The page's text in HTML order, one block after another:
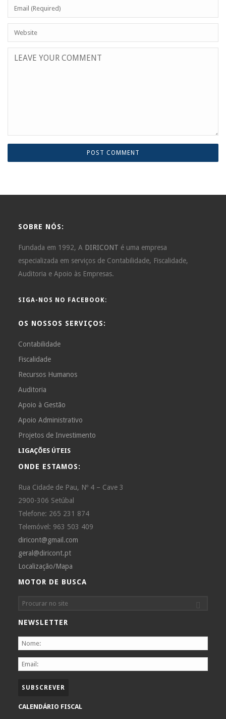
SOBRE NÓS:
Fundada em 1992, A DIRICONT é uma empresa
especializada em serviços de Contabilidade, Fiscalidade,
Auditoria e Apoio às Empresas.
SIGA-NOS NO FACEBOOK:
OS NOSSOS SERVIÇOS:
Contabilidade
Fiscalidade
Recursos Humanos
Auditoria
Apoio à Gestão
Apoio Administrativo
Projetos de Investimento
LIGAÇÕES ÚTEIS
ONDE ESTAMOS:
Rua Cidade de Pau, Nº 4 – Cave 3
2900-306 Setúbal
Telefone: 265 231 874
Telemóvel: 963 503 409
diricont@gmail.com
geral@diricont.pt
Localização/Mapa
MOTOR DE BUSCA
NEWSLETTER
CALENDÁRIO FISCAL